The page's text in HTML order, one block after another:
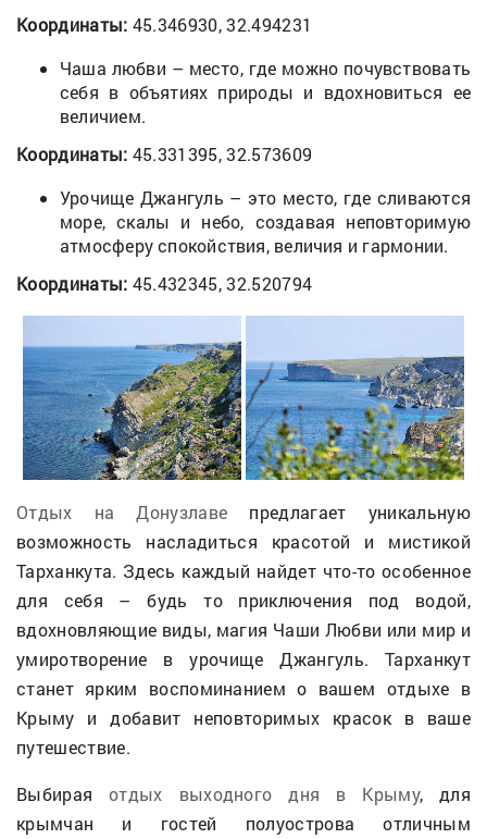
Координаты: 45.346930, 32.494231
Чаша любви – место, где можно почувствовать
себя в объятиях природы и вдохновиться ее
величием.
Координаты: 45.331395, 32.573609
Урочище Джангуль – это место, где сливаются
море, скалы и небо, создавая неповторимую
атмосферу спокойствия, величия и гармонии.
Координаты: 45.432345, 32.520794
Отдых на Донузлаве предлагает уникальную
возможность насладиться красотой и мистикой
Тарханкута. Здесь каждый найдет что-то особенное
для себя – будь то приключения под водой,
вдохновляющие виды, магия Чаши Любви или мир и
умиротворение в урочище Джангуль. Тарханкут
станет ярким воспоминанием о вашем отдыхе в
Крыму и добавит неповторимых красок в ваше
путешествие.
Выбираяотдых выходного дня в Крыму, для
крымчан и гостей полуострова отличным